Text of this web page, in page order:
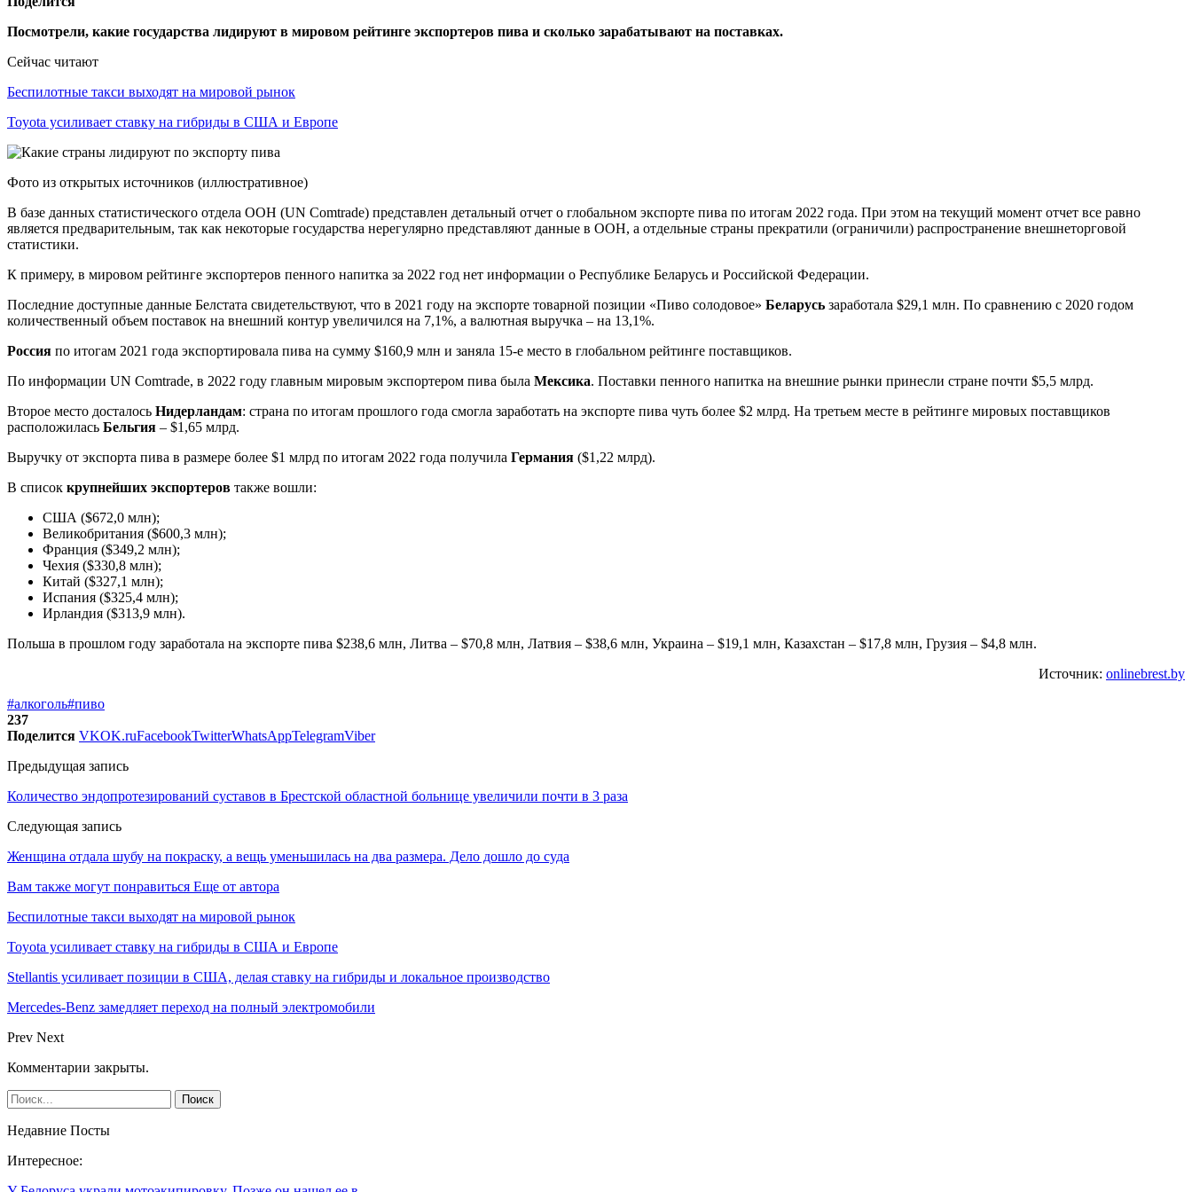
Посмотрели, какие государства лидируют в мировом рейтинге экспортеров пива и сколько зарабатывают на поставках.
Сейчас читают
Беспилотные такси выходят на мировой рынок
Toyota усиливает ставку на гибриды в США и Европе
Фото из открытых источников (иллюстративное)
В базе данных статистического отдела ООН (UN Comtrade) представлен детальный отчет о глобальном экспорте пива по итогам 2022 года. При этом на текущий момент отчет все равно
является предварительным, так как некоторые государства нерегулярно представляют данные в ООН, а отдельные страны прекратили (ограничили) распространение внешнеторговой
статистики.
К примеру, в мировом рейтинге экспортеров пенного напитка за 2022 год нет информации о Республике Беларусь и Российской Федерации.
Последние доступные данные Белстата свидетельствуют, что в 2021 году на экспорте товарной позиции «Пиво солодовое» Беларусь заработала $29,1 млн. По сравнению с 2020 годом
количественный объем поставок на внешний контур увеличился на 7,1%, а валютная выручка – на 13,1%.
Россия по итогам 2021 года экспортировала пива на сумму $160,9 млн и заняла 15-е место в глобальном рейтинге поставщиков.
По информации UN Comtrade, в 2022 году главным мировым экспортером пива была Мексика. Поставки пенного напитка на внешние рынки принесли стране почти $5,5 млрд.
Второе место досталось Нидерландам: страна по итогам прошлого года смогла заработать на экспорте пива чуть более $2 млрд. На третьем месте в рейтинге мировых поставщиков
расположилась Бельгия – $1,65 млрд.
Выручку от экспорта пива в размере более $1 млрд по итогам 2022 года получила Германия ($1,22 млрд).
В список крупнейших экспортеров также вошли:
США ($672,0 млн);
Великобритания ($600,3 млн);
Франция ($349,2 млн);
Чехия ($330,8 млн);
Китай ($327,1 млн);
Испания ($325,4 млн);
Ирландия ($313,9 млн).
Польша в прошлом году заработала на экспорте пива $238,6 млн, Литва – $70,8 млн, Латвия – $38,6 млн, Украина – $19,1 млн, Казахстан – $17,8 млн, Грузия – $4,8 млн.
Источник: onlinebrest.by
#алкоголь#пиво
237
Поделится VKOK.ruFacebookTwitterWhatsAppTelegramViber
Предыдущая запись
Количество эндопротезирований суставов в Брестской областной больнице увеличили почти в 3 раза
Следующая запись
Женщина отдала шубу на покраску, а вещь уменьшилась на два размера. Дело дошло до суда
Вам также могут понравиться Еще от автора
Беспилотные такси выходят на мировой рынок
Toyota усиливает ставку на гибриды в США и Европе
Stellantis усиливает позиции в США, делая ставку на гибриды и локальное производство
Mercedes-Benz замедляет переход на полный электромобили
Prev Next
Комментарии закрыты.
Недавние Посты
Интересное: